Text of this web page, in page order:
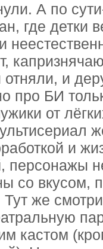
А по
где детки
и
про БИ
от
и
персонажы
со вкусом,
Тут же
кастом